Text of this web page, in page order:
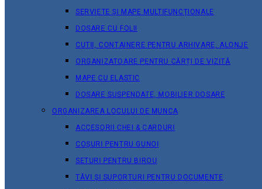
SERVIETE ȘI MAPE MULTIFUNCȚIONALE
DOSARE CU FOLII
CUTII, CONTAINERE PENTRU ARHIVARE, ALONJE
ORGANIZATOARE PENTRU CĂRȚI DE VIZITĂ
MAPE CU ELASTIC
DOSARE SUSPENDATE, MOBILIER DOSARE
ORGANIZAREA LOCULUI DE MUNCA
ACCESORII CHEI & СARDURI
COȘURI PENTRU GUNOI
SETURI PENTRU BIROU
TĂVI ȘI SUPORTURI PENTRU DOCUMENTE